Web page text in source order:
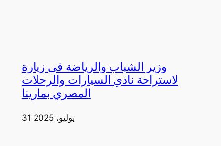
وزير الشباب والرياضة في زيارة
لاستراحة نادي السيارات والرحلات
المصري بمارينا
31 يوليو، 2025